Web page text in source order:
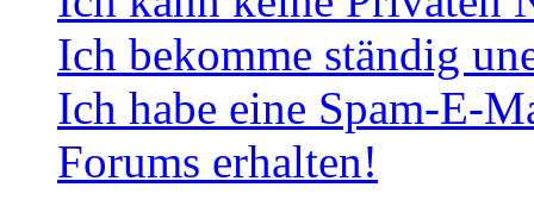
Ich bekomme ständig
Ich habe eine Spam-E-
Forums erhalten!